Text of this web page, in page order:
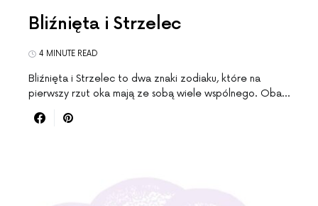
Bliźnięta i Strzelec
4 MINUTE READ
Bliźnięta i Strzelec to dwa znaki zodiaku, które na
pierwszy rzut oka mają ze sobą wiele wspólnego. Oba…